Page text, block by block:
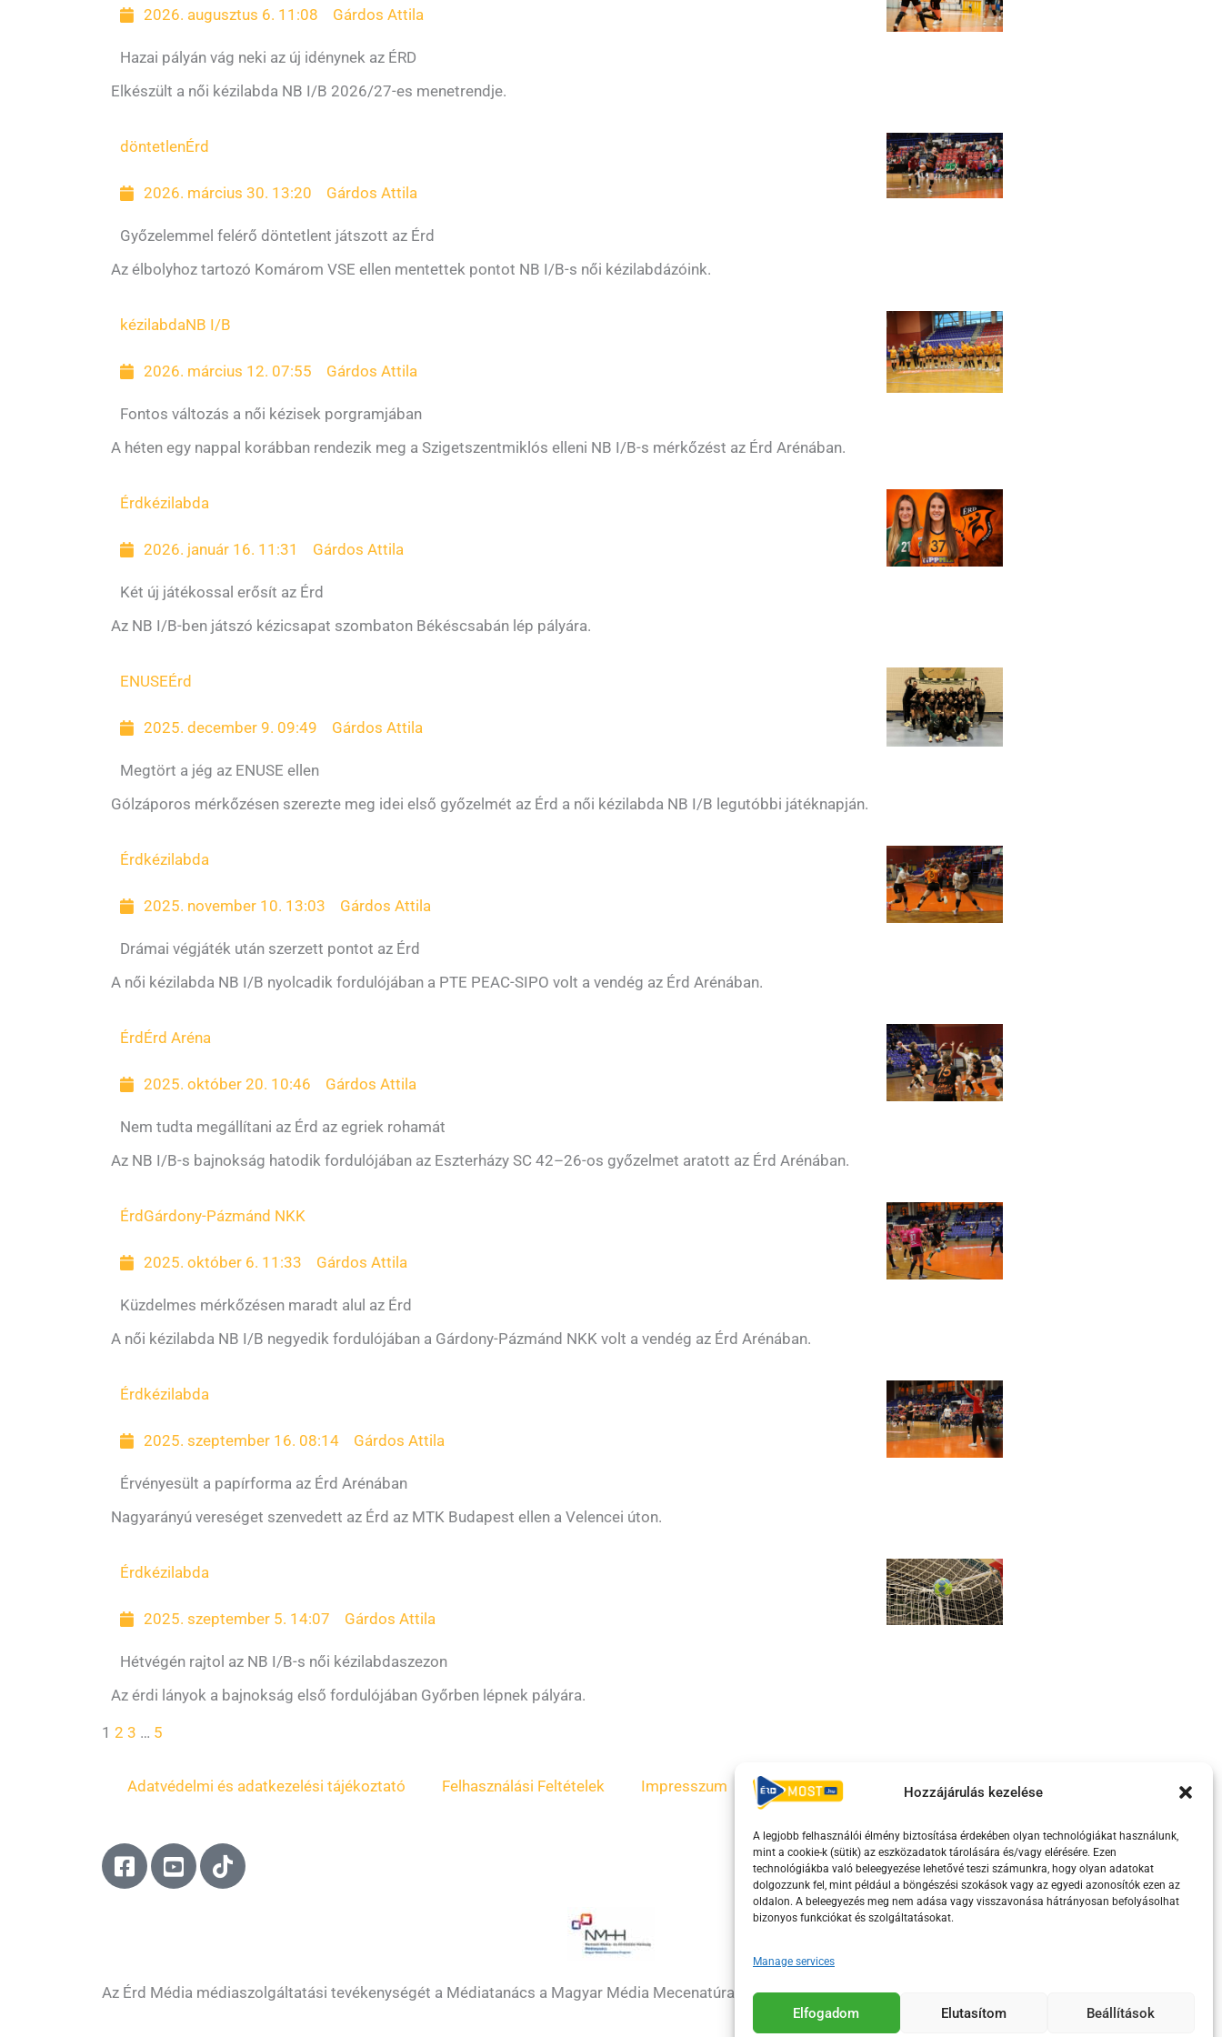
Hozzájárulás kezelése
A legjobb felhasználói élmény biztosítása érdekében olyan technológiákat használunk,
mint a cookie-k (sütik) az eszközadatok tárolására és/vagy elérésére. Ezen
technológiákba való beleegyezése lehetővé teszi számunkra, hogy olyan adatokat
dolgozzunk fel, mint például a böngészési szokások vagy az egyedi azonosítók ezen az
oldalon. A beleegyezés meg nem adása vagy visszavonása hátrányosan befolyásolhat
bizonyos funkciókat és szolgáltatásokat.
Manage services
Elfogadom Elutasítom Beállítások
2026. augusztus 6. 11:08 Gárdos Attila
Hazai pályán vág neki az új idénynek az ÉRD
Elkészült a női kézilabda NB I/B 2026/27-es menetrendje.
döntetlenÉrd
2026. március 30. 13:20 Gárdos Attila
Győzelemmel felérő döntetlent játszott az Érd
Az élbolyhoz tartozó Komárom VSE ellen mentettek pontot NB I/B-s női kézilabdázóink.
kézilabdaNB I/B
2026. március 12. 07:55 Gárdos Attila
Fontos változás a női kézisek porgramjában
A héten egy nappal korábban rendezik meg a Szigetszentmiklós elleni NB I/B-s mérkőzést az Érd Arénában.
Érd kézilabda
2026. január 16. 11:31 Gárdos Attila
Két új játékossal erősít az Érd
Az NB I/B-ben játszó kézicsapat szombaton Békéscsabán lép pályára.
ENUSEÉrd
2025. december 9. 09:49 Gárdos Attila
Megtört a jég az ENUSE ellen
Gólzáporos mérkőzésen szerezte meg idei első győzelmét az Érd a női kézilabda NB I/B legutóbbi játéknapján.
Érd kézilabda
2025. november 10. 13:03 Gárdos Attila
Drámai végjáték után szerzett pontot az Érd
A női kézilabda NB I/B nyolcadik fordulójában a PTE PEAC-SIPO volt a vendég az Érd Arénában.
Érd Érd Aréna
2025. október 20. 10:46 Gárdos Attila
Nem tudta megállítani az Érd az egriek rohamát
Az NB I/B-s bajnokság hatodik fordulójában az Eszterházy SC 42–26-os győzelmet aratott az Érd Arénában.
Érd Gárdony-Pázmánd NKK
2025. október 6. 11:33 Gárdos Attila
Küzdelmes mérkőzésen maradt alul az Érd
A női kézilabda NB I/B negyedik fordulójában a Gárdony-Pázmánd NKK volt a vendég az Érd Arénában.
Érd kézilabda
2025. szeptember 16. 08:14 Gárdos Attila
Érvényesült a papírforma az Érd Arénában
Nagyarányú vereséget szenvedett az Érd az MTK Budapest ellen a Velencei úton.
Érd kézilabda
2025. szeptember 5. 14:07 Gárdos Attila
Hétvégén rajtol az NB I/B-s női kézilabdaszezon
Az érdi lányok a bajnokság első fordulójában Győrben lépnek pályára.
1 2 3 … 5
Adatvédelmi és adatkezelési tájékoztató Felhasználási Feltételek Impresszum ÁSZF Irányelvek Moderálási szabályzat
F
a
o
Y
o
e
T
i
Az Érd Média médiaszolgáltatási tevékenységét a Médiatanács a Magyar Média Mecenatúra program keretében támogatja.